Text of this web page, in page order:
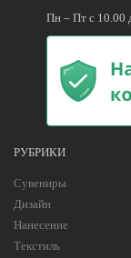
Пн – Пт с 10.00
РУБРИКИ
Сувениры
Дизайн
Нанесение
Текстиль